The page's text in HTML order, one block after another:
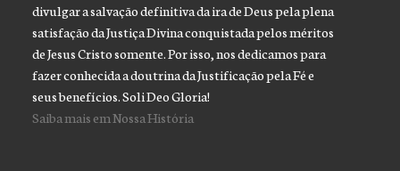
divulgar a salvação definitiva da ira de Deus pela plena
satisfação da Justiça Divina conquistada pelos méritos
de Jesus Cristo somente. Por isso, nos dedicamos para
fazer conhecida a doutrina da Justificação pela Fé e
seus benefícios. Soli Deo Gloria!
Saiba mais em Nossa História